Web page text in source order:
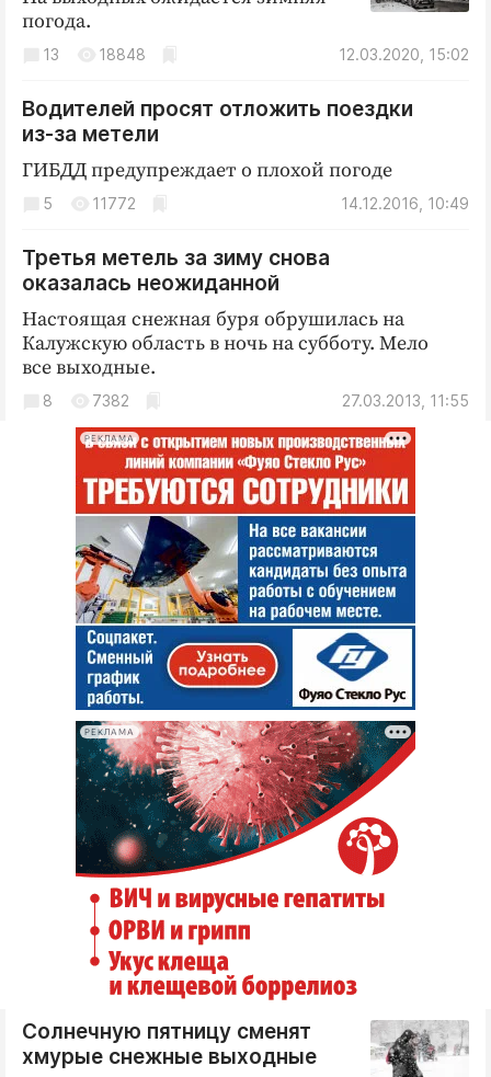
Клиника года
Бренд года
погода.
12.03.2020, 15:02
13 18848
Водителей просят отложить поездки
из-за метели
ГИБДД предупреждает о плохой погоде
14.12.2016, 10:49
5 11772
Третья метель за зиму снова
оказалась неожиданной
Настоящая снежная буря обрушилась на
Калужскую область в ночь на субботу. Мело
все выходные.
27.03.2013, 11:55
8 7382
РЕКЛАМА
РЕКЛАМА
Солнечную пятницу сменят
хмурые снежные выходные